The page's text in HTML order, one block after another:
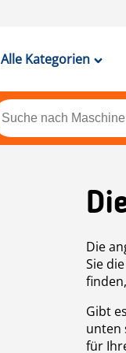
Alle Kategorien
Die
Sie
Gibt
unten
für